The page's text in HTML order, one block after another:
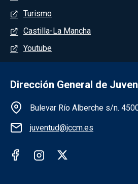
Turismo
Castilla-La Mancha
Youtube
Dirección General de
Información de la
Bulevar Río Alberche s/n.
juventud@jccm.es
Redes sociales institución